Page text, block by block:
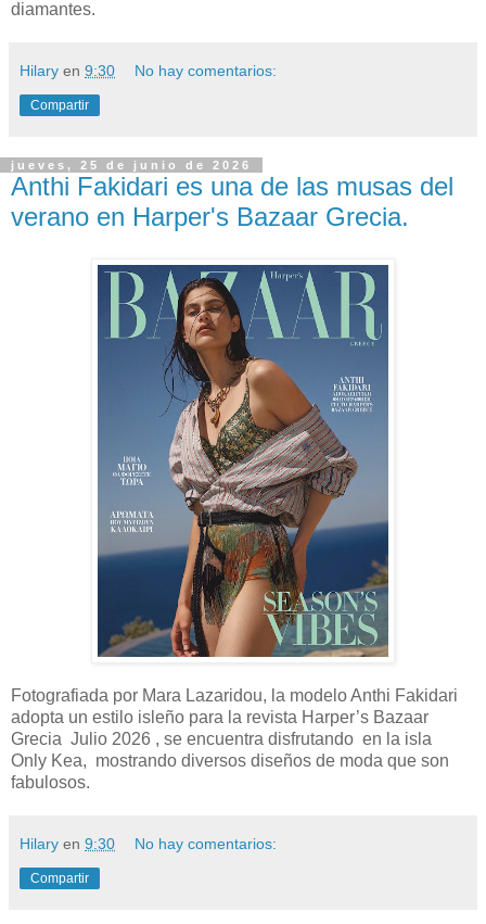
diamantes.
Hilary en 9:30 No hay comentarios:
Compartir
jueves, 25 de junio de 2026
Anthi Fakidari es una de las musas del
verano en Harper's Bazaar Grecia.
Fotografiada por Mara Lazaridou, la modelo Anthi Fakidari
adopta un estilo isleño para la revista Harper’s Bazaar
Grecia Julio 2026 , se encuentra disfrutando en la isla
Only Kea, mostrando diversos diseños de moda que son
fabulosos.
Hilary en 9:30 No hay comentarios:
Compartir